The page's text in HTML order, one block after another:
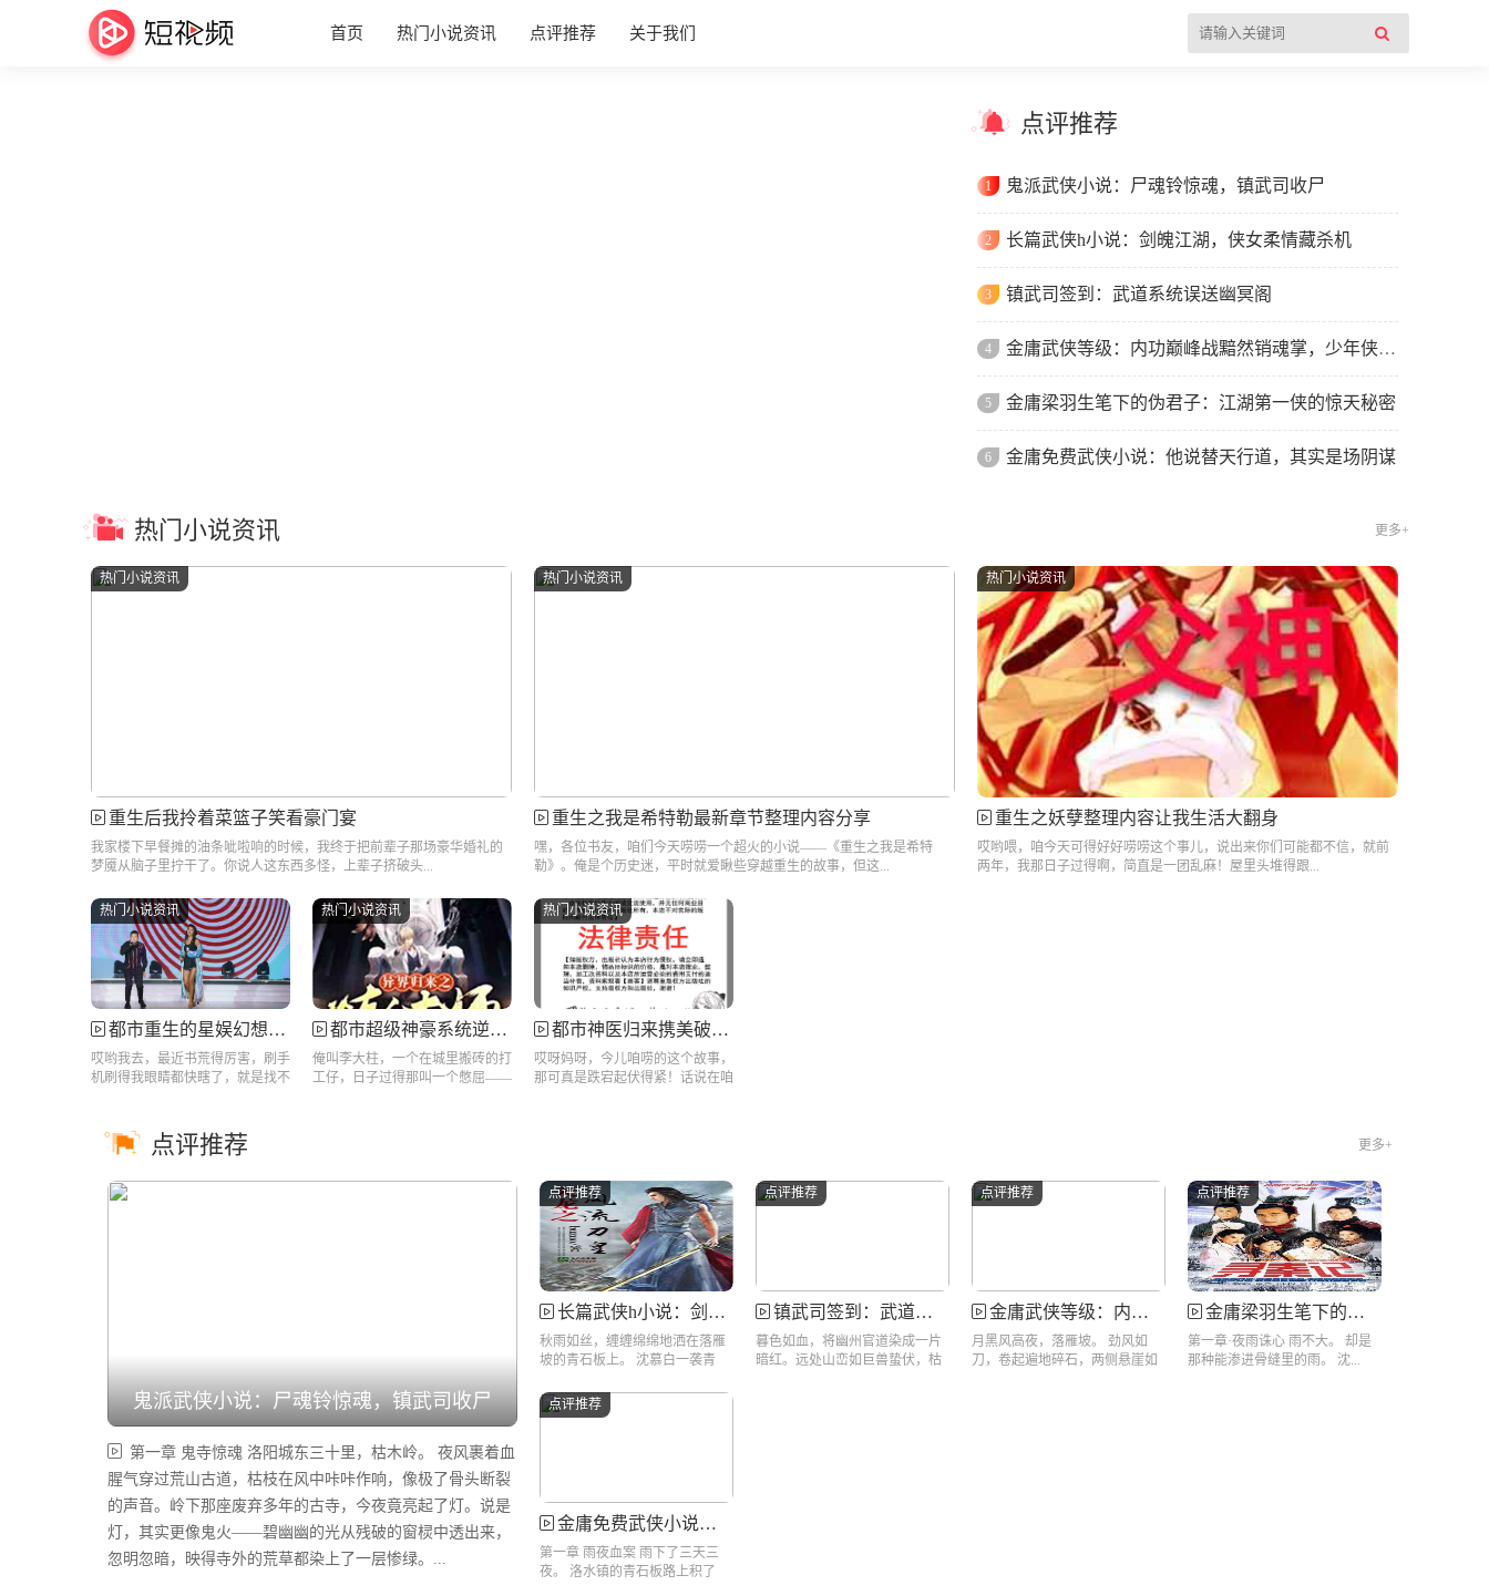
首页 热门小说资讯 点评推荐 关于我们
点评推荐
1 鬼派武侠小说：尸魂铃惊魂，镇武司收尸
2 长篇武侠h小说：剑魄江湖，侠女柔情藏杀机
3 镇武司签到：武道系统误送幽冥阁
4 金庸武侠等级：内功巅峰战黯然销魂掌，少年侠客以弱胜强一战封神
5 金庸梁羽生笔下的伪君子：江湖第一侠的惊天秘密
6 金庸免费武侠小说：他说替天行道，其实是场阴谋
热门小说资讯 更多+
热门小说资讯
重生后我拎着菜篮子笑看豪门宴
我家楼下早餐摊的油条呲啦响的时候，我终于把前辈子那场豪华婚礼的
梦魇从脑子里拧干了。你说人这东西多怪，上辈子挤破头...
热门小说资讯
重生之我是希特勒最新章节整理内容分享
嘿，各位书友，咱们今天唠唠一个超火的小说——《重生之我是希特
勒》。俺是个历史迷，平时就爱瞅些穿越重生的故事，但这...
热门小说资讯
重生之妖孽整理内容让我生活大翻身
哎哟喂，咱今天可得好好唠唠这个事儿，说出来你们可能都不信，就前
两年，我那日子过得啊，简直是一团乱麻！屋里头堆得跟...
热门小说资讯
都市重生的星娱幻想一场改变命运的娱乐之旅
哎哟我去，最近书荒得厉害，刷手
机刷得我眼睛都快瞎了，就是找不
热门小说资讯
都市超级神豪系统逆转平凡命运
俺叫李大柱，一个在城里搬砖的打
工仔，日子过得那叫一个憋屈——
热门小说资讯
都市神医归来携美破苍穹
哎呀妈呀，今儿咱唠的这个故事，
那可真是跌宕起伏得紧！话说在咱
点评推荐 更多+
鬼派武侠小说：尸魂铃惊魂，镇武司收尸
第一章 鬼寺惊魂 洛阳城东三十里，枯木岭。 夜风裹着血
腥气穿过荒山古道，枯枝在风中咔咔作响，像极了骨头断裂
的声音。岭下那座废弃多年的古寺，今夜竟亮起了灯。说是
灯，其实更像鬼火——碧幽幽的光从残破的窗棂中透出来，
忽明忽暗，映得寺外的荒草都染上了一层惨绿。...
点评推荐
长篇武侠h小说：剑魄江湖，侠女柔情藏杀机
秋雨如丝，缠缠绵绵地洒在落雁
坡的青石板上。 沈慕白一袭青
点评推荐
镇武司签到：武道系统误送幽冥阁
暮色如血，将幽州官道染成一片
暗红。远处山峦如巨兽蛰伏，枯
点评推荐
金庸武侠等级：内功巅峰战黯然销魂掌，少年侠客以弱胜强一战封神
月黑风高夜，落雁坡。 劲风如
刀，卷起遍地碎石，两侧悬崖如
点评推荐
金庸梁羽生笔下的伪君子：江湖第一侠的惊天秘密
第一章·夜雨诛心 雨不大。 却是
那种能渗进骨缝里的雨。 沈...
点评推荐
金庸免费武侠小说：他说替天行道，其实是场阴谋
第一章 雨夜血案 雨下了三天三
夜。 洛水镇的青石板路上积了